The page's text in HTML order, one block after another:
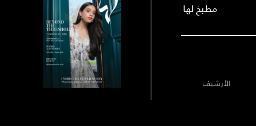
مطبخ لها
الأرشيف